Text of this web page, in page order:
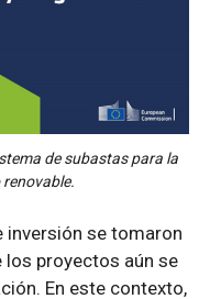
de subastas para la
inversión se tomaron
los proyectos aún se
En este contexto,